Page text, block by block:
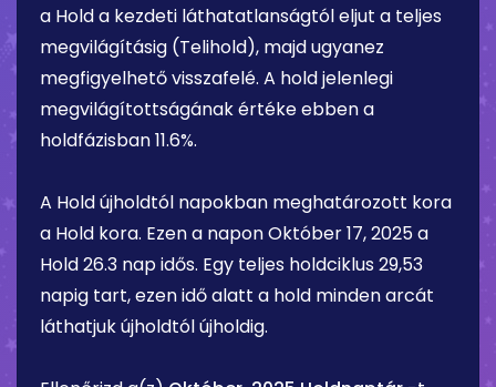
a Hold a kezdeti láthatatlanságtól eljut a teljes
megvilágításig (Telihold), majd ugyanez
megfigyelhető visszafelé. A hold jelenlegi
megvilágítottságának értéke ebben a
holdfázisban11.6%.
A Hold újholdtól napokban meghatározott kora
a Hold kora. Ezen a naponOktóber 17, 2025a
Hold26.3 napidős. Egy teljes holdciklus 29,53
napig tart, ezen idő alatt a hold minden arcát
láthatjuk újholdtól újholdig.